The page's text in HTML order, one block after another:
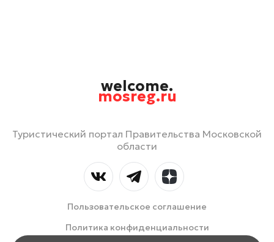
welcome.
mosreg.ru
Туристический портал Правительства Московской
области
Пользовательское соглашение
Политика конфиденциальности